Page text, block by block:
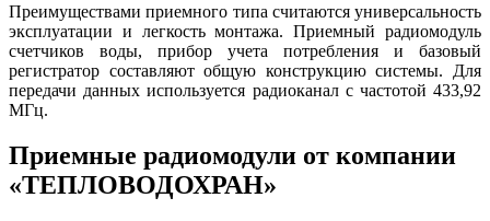
Преимуществами приемного типа считаются универсальность
эксплуатации и легкость монтажа. Приемный радиомодуль
счетчиков воды, прибор учета потребления и базовый
регистратор составляют общую конструкцию системы. Для
передачи данных используется радиоканал с частотой 433,92
МГц.
Приемные радиомодули от компании
«ТЕПЛОВОДОХРАН»